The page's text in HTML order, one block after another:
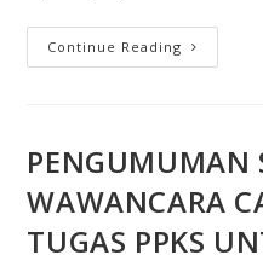
Continue Reading
PENGUMUMAN
WAWANCARA
TUGAS PPKS